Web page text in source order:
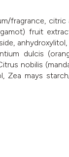
fragrance,
fruit
dulcis
nobilis
Zea mays